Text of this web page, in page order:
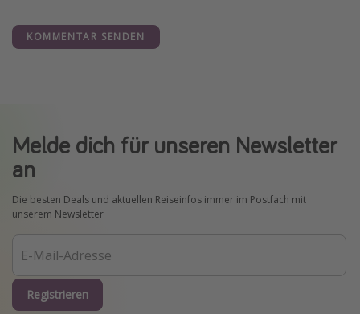
KOMMENTAR SENDEN
Melde dich für unseren Newsletter
an
Die besten Deals und aktuellen Reiseinfos immer im Postfach mit
unserem Newsletter
Registrieren